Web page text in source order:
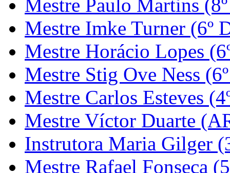
Mestre Paulo Martins
Mestre Imke Turner (6º
Mestre Horácio Lopes
Mestre Stig Ove Ness
Mestre Carlos Esteves
Mestre Víctor Duarte
Instrutora Maria Gilger
Mestre Rafael Fonseca